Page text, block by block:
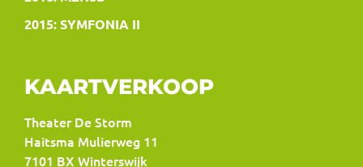
2015: SYMFONIA II
KAARTVERKOOP
Theater De Storm
Haitsma Mulierweg 11
7101 BX Winterswijk